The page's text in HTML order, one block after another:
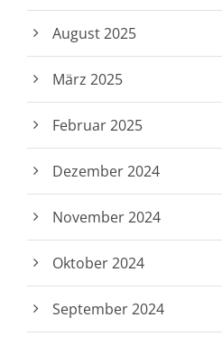
August 2025
März 2025
Februar 2025
Dezember 2024
November 2024
Oktober 2024
September 2024